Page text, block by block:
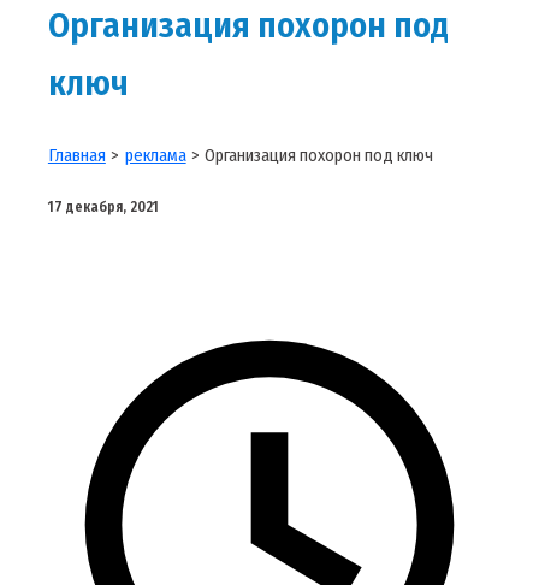
Организация похорон под
ключ
Главная реклама Организация похорон под ключ
17 декабря, 2021